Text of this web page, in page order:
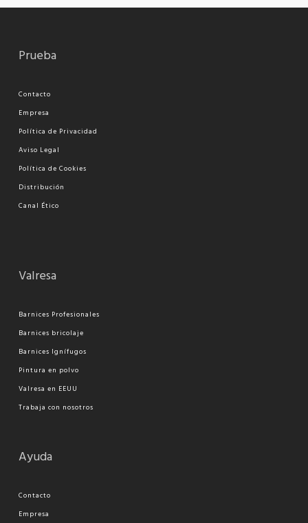
Prueba
Contacto
Empresa
Política de Privacidad
Aviso Legal
Política de Cookies
Distribución
Canal Ético
Valresa
Barnices Profesionales
Barnices bricolaje
Barnices Ignífugos
Pintura en polvo
Valresa en EEUU
Trabaja con nosotros
Ayuda
Contacto
Empresa